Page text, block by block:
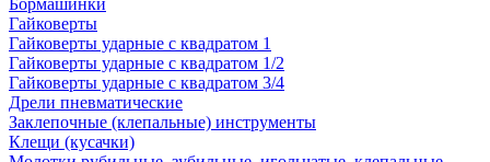
Бормашинки
Гайковерты
Гайковерты ударные с квадратом 1
Гайковерты ударные с квадратом 1/2
Гайковерты ударные с квадратом 3/4
Дрели пневматические
Заклепочные (клепальные) инструменты
Клещи (кусачки)